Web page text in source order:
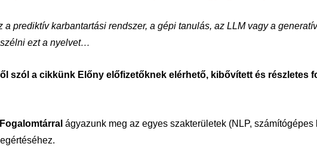
a prediktív karbantartási rendszer, a gépi tanulás, az LLM vagy a
ezt a nyelvet…
szól a cikkünk Előny előfizetőknek elérhető, kibővített és részletes
ágyazunk meg az egyes szakterületek (NLP, számítógépes